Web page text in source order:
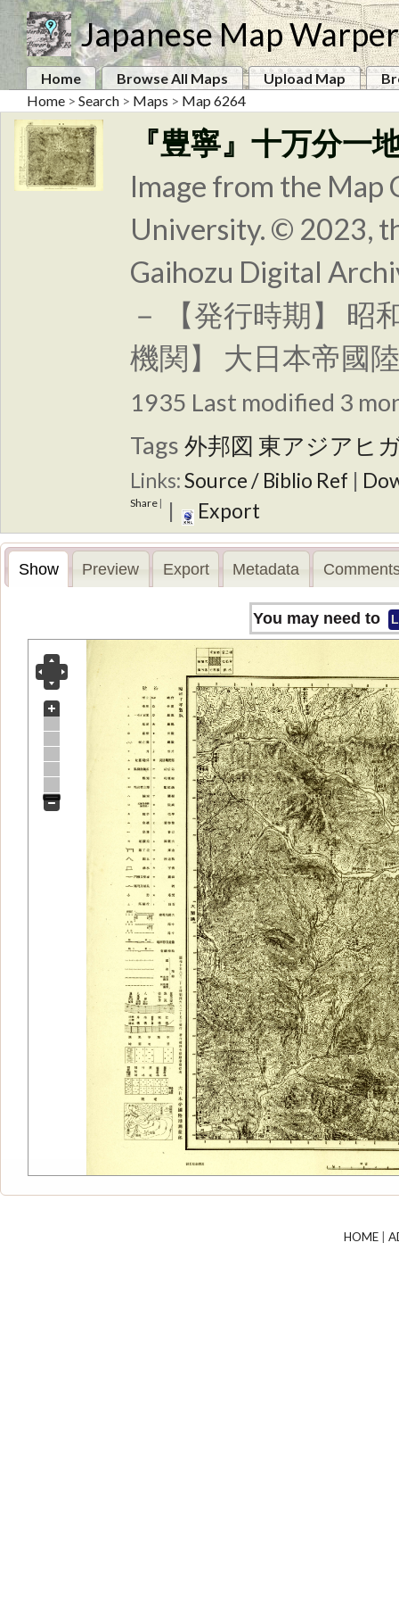
Japanese Map Warper
Home Browse All Maps Upload Map
Home > Search > Maps > Map 6264
『豊寧』十万分一
Image from the Map
University. © 2023,
Gaihozu Digital
－ 【発行時期】 昭
機関】 大日本帝國
1935 Last modified 3
Tags 外邦図 東アジアヒ
Links:Source / Biblio Ref |
Share | | Export
Show Preview Export Metadata
You may need to
HOME|